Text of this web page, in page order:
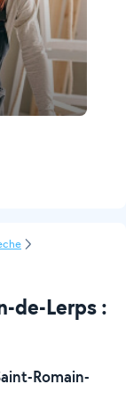
de-Lerps :
Romain-